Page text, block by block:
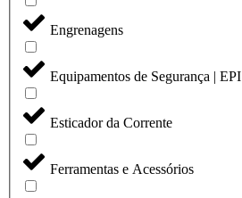
Engrenagens
Equipamentos de Segurança | EPI
Esticador da Corrente
Ferramentas e Acessórios